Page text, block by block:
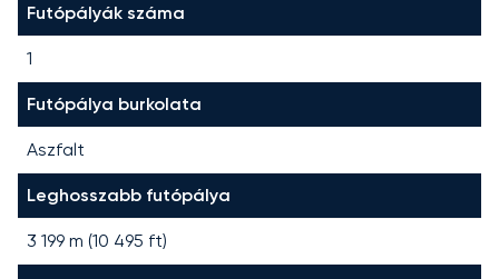
Futópályák száma
1
Futópálya burkolata
Aszfalt
Leghosszabb futópálya
3 199 m (10 495 ft)